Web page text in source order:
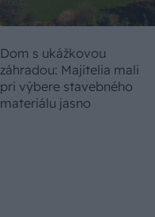
Dom s ukážkovou
záhradou: Majitelia mali
pri výbere stavebného
materiálu jasno